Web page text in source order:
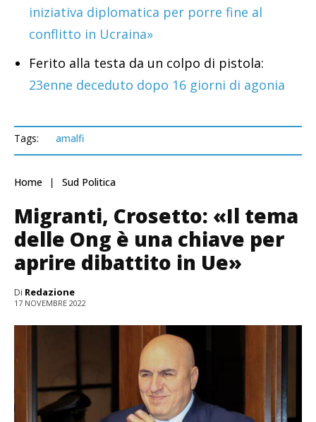
iniziativa diplomatica per porre fine al
conflitto in Ucraina»
Ferito alla testa da un colpo di pistola:
23enne deceduto dopo 16 giorni di agonia
Tags: amalfi
Home Sud Politica
Migranti, Crosetto: «Il tema
delle Ong è una chiave per
aprire dibattito in Ue»
Di Redazione
17 NOVEMBRE 2022